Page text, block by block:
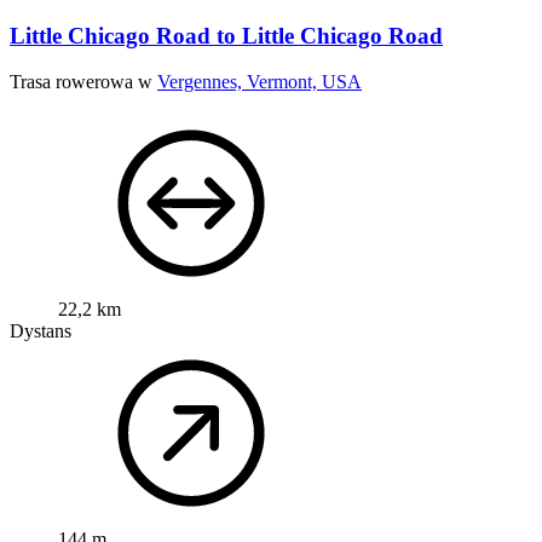
Little Chicago Road to Little Chicago Road
Trasa rowerowa w Vergennes, Vermont, USA
22,2 km
Dystans